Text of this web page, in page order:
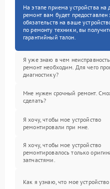
На этапе приема устройства
ремонт вам будет
обязательств на ваше
по ремонту техники, вы
гарантийный талон.
Я уже знаю в чем
ремонт необходим. Для чего
диагностику?
Мне нужен срочный ремонт.
сделать?
Я хочу, чтобы мое устройство
ремонтировали при мне.
Я хочу, чтобы мое устройство
ремонтировалось только
запчастями.
Как я узнаю, что мое устройство